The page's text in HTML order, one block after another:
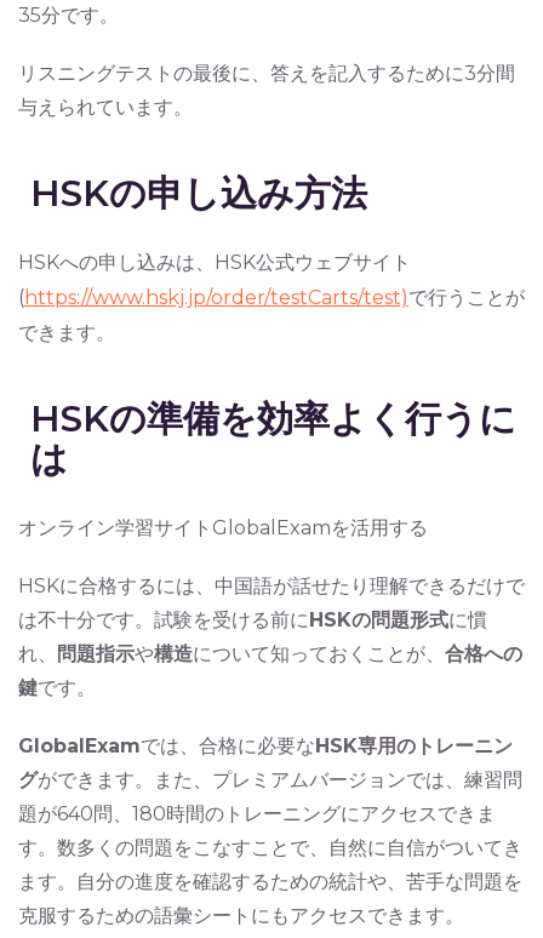
35分です。
リスニングテストの最後に、答えを記入するために3分間
与えられています。
HSKの申し込み方法
HSKへの申し込みは、HSK公式ウェブサイト
(https://www.hskj.jp/order/testCarts/test)で行うことが
できます。
HSKの準備を効率よく行うに
は
オンライン学習サイトGlobalExamを活用する
HSKに合格するには、中国語が話せたり理解できるだけで
は不十分です。試験を受ける前にHSKの問題形式に慣
れ、
問題指示や構造について知っておくことが、 合格への
鍵です。
GlobalExamでは、合格に必要なHSK専用のトレーニン
グができます。また、プレミアムバージョンでは、練習問
題が640問、180時間のトレーニングにアクセスできま
す。数多くの問題をこなすことで、自然に自信がついてき
ます。自分の進度を確認するための統計や、苦手な問題を
克服するための語彙シートにもアクセスできます。